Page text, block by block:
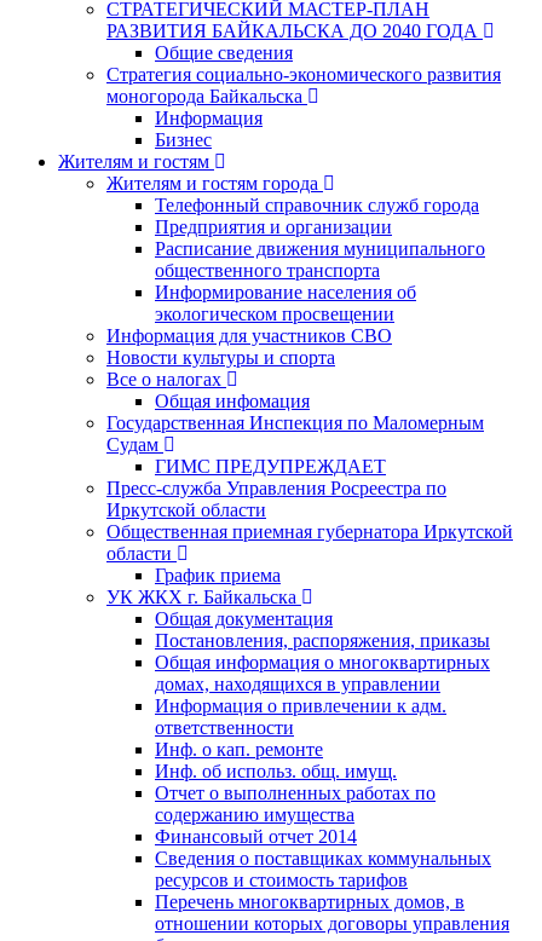
СТРАТЕГИЧЕСКИЙ МАСТЕР-ПЛАН
РАЗВИТИЯ БАЙКАЛЬСКА ДО 2040 ГОДА
Общие сведения
Стратегия социально-экономического развития
моногорода Байкальска
Информация
Бизнес
Жителям и гостям
Жителям и гостям города
Телефонный справочник служб города
Предприятия и организации
Расписание движения муниципального
общественного транспорта
Информирование населения об
экологическом просвещении
Информация для участников СВО
Новости культуры и спорта
Все о налогах
Общая инфомация
Государственная Инспекция по Маломерным
Судам
ГИМС ПРЕДУПРЕЖДАЕТ
Пресс-служба Управления Росреестра по
Иркутской области
Общественная приемная губернатора Иркутской
области
График приема
УК ЖКХ г. Байкальска
Общая документация
Постановления, распоряжения, приказы
Общая информация о многоквартирных
домах, находящихся в управлении
Информация о привлечении к адм.
ответственности
Инф. о кап. ремонте
Инф. об использ. общ. имущ.
Отчет о выполненных работах по
содержанию имущества
Финансовый отчет 2014
Сведения о поставщиках коммунальных
ресурсов и стоимость тарифов
Перечень многоквартирных домов, в
отношении которых договоры управления